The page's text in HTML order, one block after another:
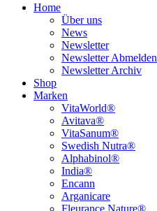
Home
Über uns
News
Newsletter
Newsletter Abmelden
Newsletter Archiv
Shop
Marken
VitaWorld®
Avitava®
VitaSanum®
Swedish Nutra®
Alphabinol®
India®
Encann
Arganicare
Fleurance Nature®